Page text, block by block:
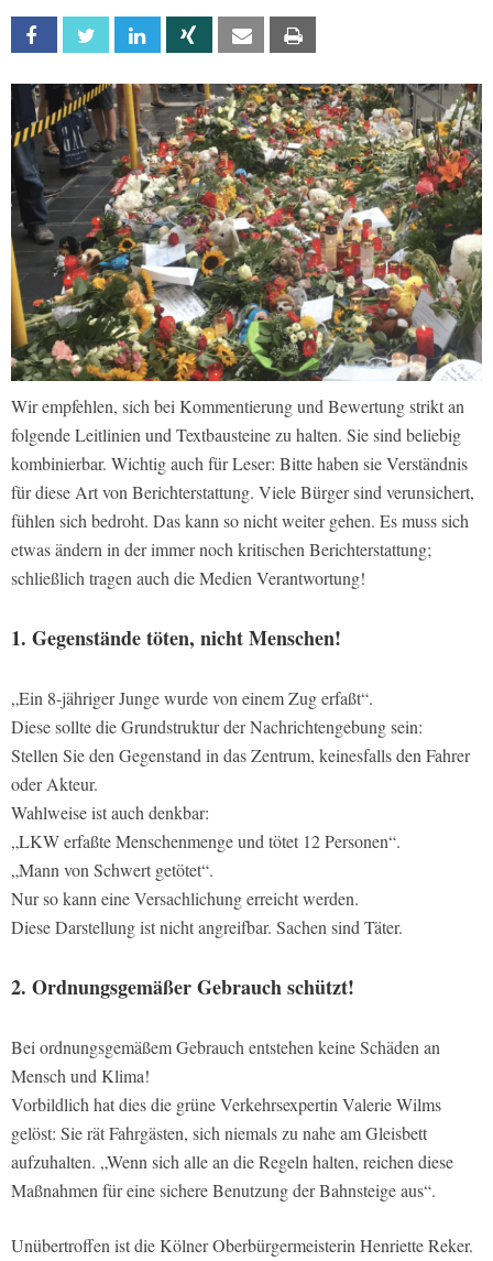
Facebook Twitter Linkedin Xing Email
Wir empfehlen, sich bei Kommentierung und Bewertung strikt an
folgende Leitlinien und Textbausteine zu halten. Sie sind beliebig
kombinierbar. Wichtig auch für Leser: Bitte haben sie Verständnis
für diese Art von Berichterstattung. Viele Bürger sind verunsichert,
fühlen sich bedroht. Das kann so nicht weiter gehen. Es muss sich
etwas ändern in der immer noch kritischen Berichterstattung;
schließlich tragen auch die Medien Verantwortung!
1. Gegenstände töten, nicht Menschen!
„Ein 8-jähriger Junge wurde von einem Zug erfaßt“.
Diese sollte die Grundstruktur der Nachrichtengebung sein:
Stellen Sie den Gegenstand in das Zentrum, keinesfalls den Fahrer
oder Akteur.
Wahlweise ist auch denkbar:
„LKW erfaßte Menschenmenge und tötet 12 Personen“.
„Mann von Schwert getötet“.
Nur so kann eine Versachlichung erreicht werden.
Diese Darstellung ist nicht angreifbar. Sachen sind Täter.
2. Ordnungsgemäßer Gebrauch schützt!
Bei ordnungsgemäßem Gebrauch entstehen keine Schäden an
Mensch und Klima!
Vorbildlich hat dies die grüne Verkehrsexpertin Valerie Wilms
gelöst: Sie rät Fahrgästen, sich niemals zu nahe am Gleisbett
aufzuhalten. „Wenn sich alle an die Regeln halten, reichen diese
Maßnahmen für eine sichere Benutzung der Bahnsteige aus“.
Unübertroffen ist die Kölner Oberbürgermeisterin Henriette Reker.